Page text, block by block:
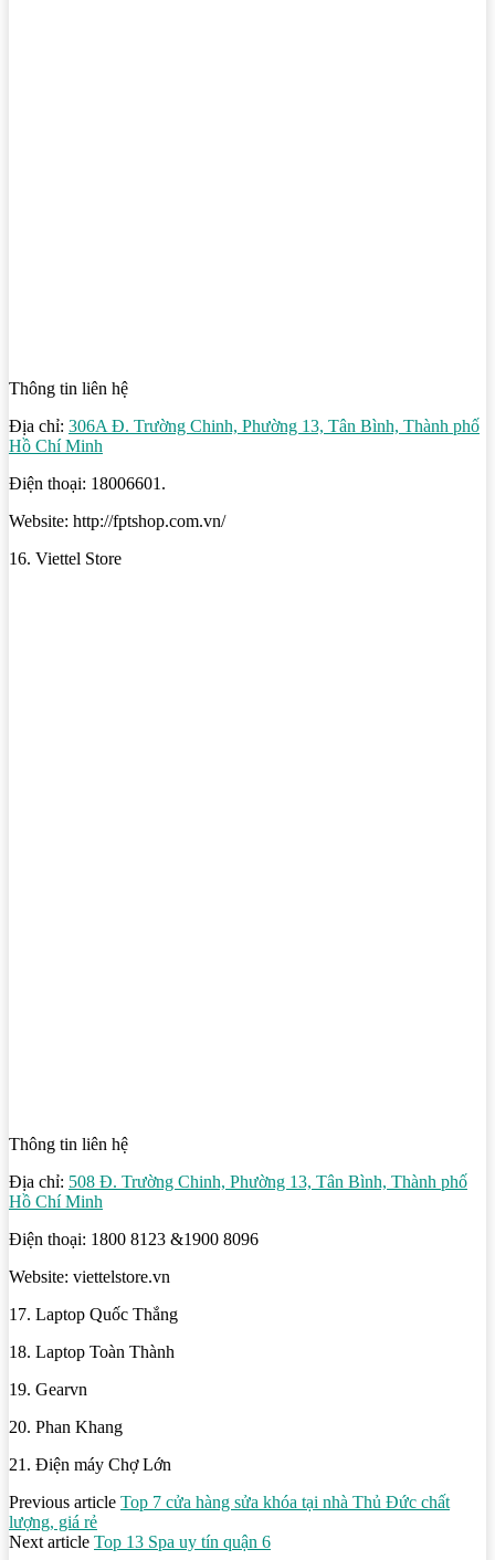
Thông tin liên hệ
Địa chỉ: 306A Đ. Trường Chinh, Phường 13, Tân Bình, Thành phố
Hồ Chí Minh
Điện thoại: 18006601.
Website: http://fptshop.com.vn/
16. Viettel Store
Thông tin liên hệ
Địa chỉ: 508 Đ. Trường Chinh, Phường 13, Tân Bình, Thành phố
Hồ Chí Minh
Điện thoại: 1800 8123 &1900 8096
Website: viettelstore.vn
17. Laptop Quốc Thắng
18. Laptop Toàn Thành
19. Gearvn
20. Phan Khang
21. Điện máy Chợ Lớn
Previous article Top 7 cửa hàng sửa khóa tại nhà Thủ Đức chất
lượng, giá rẻ
Next article Top 13 Spa uy tín quận 6